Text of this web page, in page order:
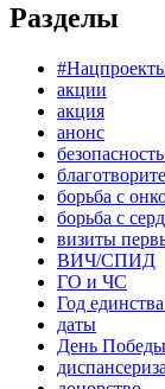
Разделы
акции
акция
анонс
борьба с
борьба с
визиты
ВИЧ/СПИД
ГО и ЧС
Год
даты
День Победы